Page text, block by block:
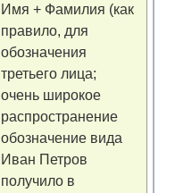
Имя + Фамилия (как
правило, для
обозначения
третьего лица;
очень широкое
распространение
обозначение вида
Иван Петров
получило в